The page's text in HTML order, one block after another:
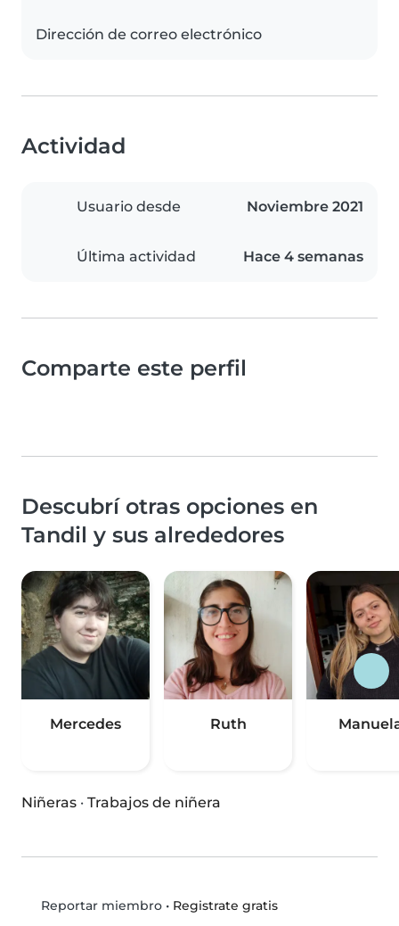
Dirección de correo electrónico
Actividad
Usuario desde Noviembre 2021
Última actividad Hace 4 semanas
Comparte este perfil
Descubrí otras opciones en
Tandil y sus alrededores
Mercedes Ruth
Niñeras · Trabajos de niñera
Reportar miembro• Registrate gratis